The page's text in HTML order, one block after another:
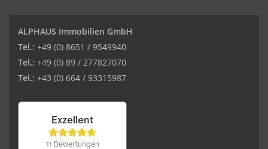
ALPHAUS Immobilien GmbH
Tel.: +49 (0) 8651 / 9549940
Tel.: +49 (0) 89 / 277827070
Tel.: +43 (0) 664 / 93315987